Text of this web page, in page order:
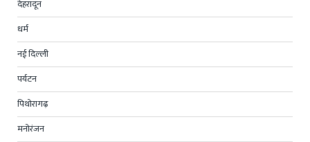
देहरादून
धर्म
नई दिल्ली
पर्यटन
पिथोरागढ़
मनोरंजन